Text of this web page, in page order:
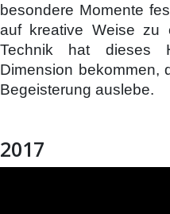
besondere Momente
auf kreative Weise zu
Technik hat dieses
Dimension bekommen,
Begeisterung auslebe.
2017